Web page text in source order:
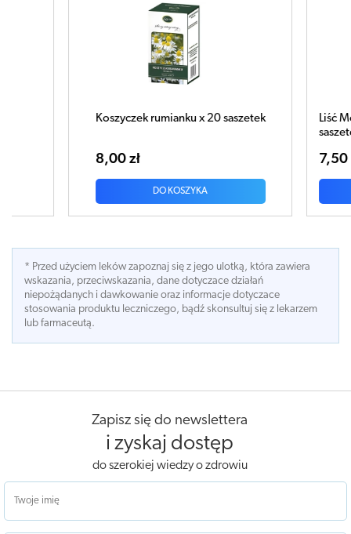
Koszyczek rumianku x 20 saszetek
8,00 zł
DO KOSZYKA
Liść
7,50
* Przed użyciem leków zapoznaj się z jego ulotką, która zawiera
wskazania, przeciwskazania, dane dotyczace działań
niepożądanych i dawkowanie oraz informacje dotyczace
stosowania produktu leczniczego, bądź skonsultuj się z lekarzem
lub farmaceutą.
Zapisz się do newslettera
i zyskaj dostęp
do szerokiej wiedzy o zdrowiu